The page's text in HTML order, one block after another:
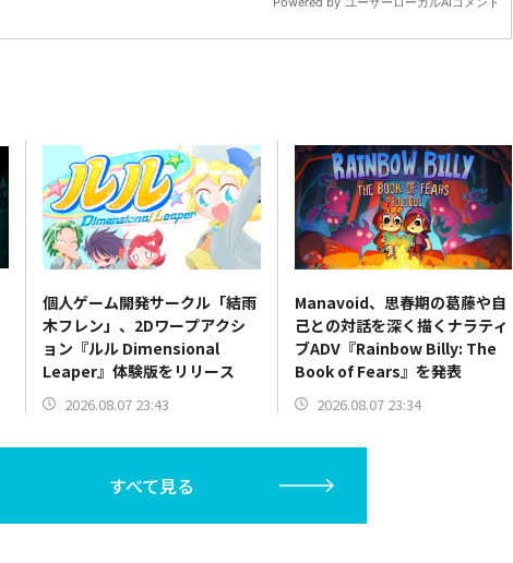
個人ゲーム開発サークル「結雨
木フレン」、2Dワープアクシ
ョン『ルル Dimensional
Leaper』体験版をリリース
2026.08.07 23:43
Manavoid、思春期の葛藤や自
己との対話を深く描くナラティ
ブADV『Rainbow Billy: The
Book of Fears』を発表
2026.08.07 23:34
すべて見る